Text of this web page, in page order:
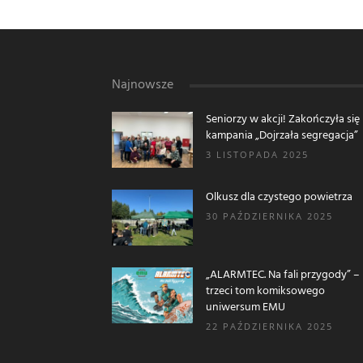
Najnowsze
Seniorzy w akcji! Zakończyła się
kampania „Dojrzała segregacja”
3 LISTOPADA 2025
Olkusz dla czystego powietrza
30 PAŹDZIERNIKA 2025
„ALARMTEC. Na fali przygody” –
trzeci tom komiksowego
uniwersum EMU
22 PAŹDZIERNIKA 2025